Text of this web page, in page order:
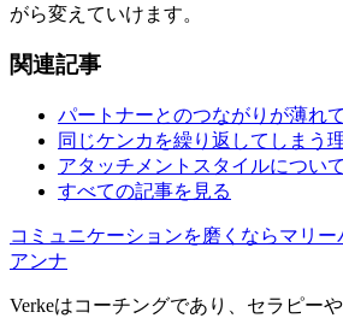
がら変えていけます。
関連記事
パートナーとのつながりが薄れ
同じケンカを繰り返してしまう
アタッチメントスタイルについて
すべての記事を見る
コミュニケーションを磨くならマリー
アンナ
Verkeはコーチングであり、セラピー